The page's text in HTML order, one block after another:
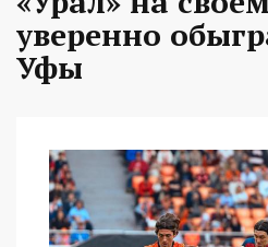
уверенно
Уфы